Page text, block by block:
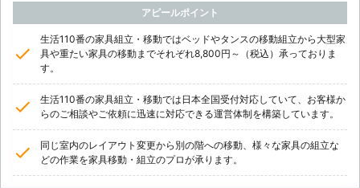
アピールポイント
生活110番の家具組立・移動ではベッドやタンスの移動組立から大型家
具や重たい家具の移動までそれぞれ8,800円～（税込）承っておりま
す。
生活110番の家具組立・移動では日本全国受付対応していて、お客様か
らのご相談やご依頼に迅速に対応できる運営体制を構築しています。
同じ室内のレイアウト変更から別の階への移動、様々な家具の組立な
どの作業を家具移動・組立のプロが承ります。